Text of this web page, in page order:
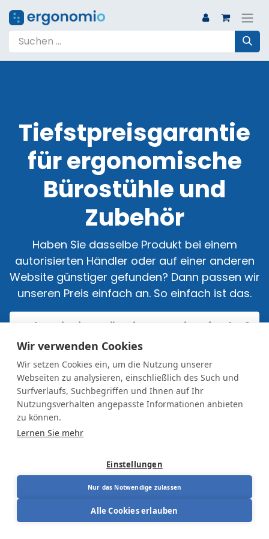
Wir verwenden Cookies
Wir setzen Cookies ein, um die Nutzung unserer
Webseiten zu analysieren, einschließlich des Such und
Surfverlaufs, Suchbegriffen und Ihnen auf Ihr
Nutzungsverhalten angepasste Informationen anbieten
zu können.
Lernen Sie mehr
Einstellungen
Nur das Notwendige zulassen
Alle Cookies erlauben
Tiefstpreisgarantie
für ergonomische
Bürostühle und
Zubehör
Haben Sie dasselbe Produkt bei einem
autorisierten Händler oder auf einer anderen
Website günstiger gefunden? Dann passen wir
unseren Preis einfach an. So einfach ist das.
Haben Sie einen günstigeren Preis gefunden?
Melden Sie ihn hier
Unsere Tiefstpreisgarantie